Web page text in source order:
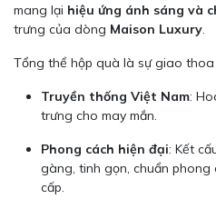
mang lại hiệu ứng ánh sáng và
trưng của dòng Maison Luxury.
Tổng thể hộp quà là sự giao thoa
Truyền thống Việt Nam:
trưng cho may mắn.
Phong cách hiện đại: Kết
gàng, tinh gọn, chuẩn
cấp.